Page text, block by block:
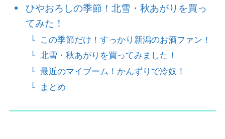
ひやおろしの季節！北雪・秋あがりを買っ
てみた！
この季節だけ！すっかり新潟のお酒ファン！
北雪・秋あがりを買ってみました！
最近のマイブーム！かんずりで冷奴！
まとめ